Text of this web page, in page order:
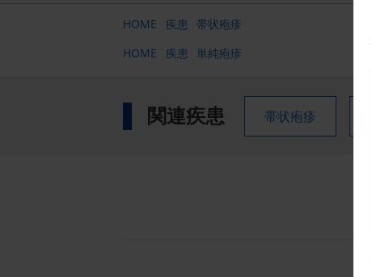
HOME 疾患
帯状疱疹
HOME
疾患 単純疱疹
関連疾患 帯状疱疹